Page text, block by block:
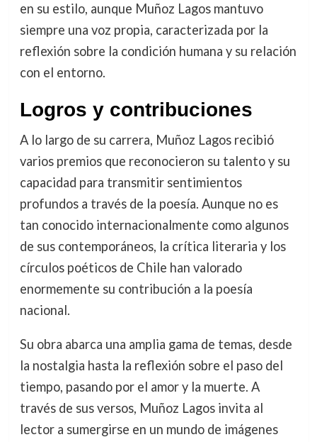
en su estilo, aunque Muñoz Lagos mantuvo
siempre una voz propia, caracterizada por la
reflexión sobre la condición humana y su relación
con el entorno.
Logros y contribuciones
A lo largo de su carrera, Muñoz Lagos recibió
varios premios que reconocieron su talento y su
capacidad para transmitir sentimientos
profundos a través de la poesía. Aunque no es
tan conocido internacionalmente como algunos
de sus contemporáneos, la crítica literaria y los
círculos poéticos de Chile han valorado
enormemente su contribución a la poesía
nacional.
Su obra abarca una amplia gama de temas, desde
la nostalgia hasta la reflexión sobre el paso del
tiempo, pasando por el amor y la muerte. A
través de sus versos, Muñoz Lagos invita al
lector a sumergirse en un mundo de imágenes